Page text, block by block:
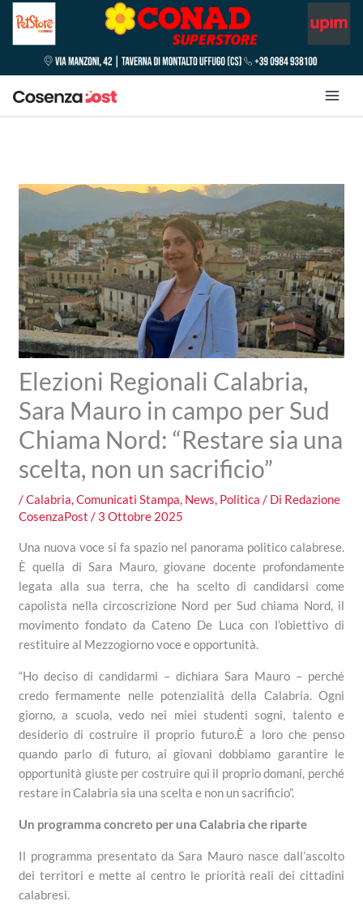
Elezioni Regionali Calabria,
Sara Mauro in campo per Sud
Chiama Nord: “Restare sia una
scelta, non un sacrificio”
/Calabria,Comunicati Stampa, News, Politica / Di Redazione
CosenzaPost/ 3 Ottobre 2025
Una nuova voce si fa spazio nel panorama politico calabrese.
È quella di Sara Mauro, giovane docente profondamente
legata alla sua terra, che ha scelto di candidarsi come
capolista nella circoscrizione Nord per Sud chiama Nord, il
movimento fondato da Cateno De Luca con l’obiettivo di
restituire al Mezzogiorno voce e opportunità.
“Ho deciso di candidarmi – dichiara Sara Mauro – perché
credo fermamente nelle potenzialità della Calabria. Ogni
giorno, a scuola, vedo nei miei studenti sogni, talento e
desiderio di costruire il proprio futuro.È a loro che penso
quando parlo di futuro, ai giovani dobbiamo garantire le
opportunità giuste per costruire qui il proprio domani, perché
restare in Calabria sia una scelta e non un sacrificio”.
Un programma concreto per una Calabria che riparte
Il programma presentato da Sara Mauro nasce dall’ascolto
dei territori e mette al centro le priorità reali dei cittadini
calabresi.